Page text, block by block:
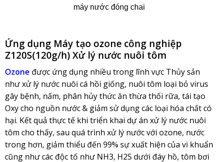
máy nước đóng chai
Ứng dụng Máy tạo ozone công nghiệp
Z120S(120g/h) Xử lý nước nuôi tôm
Ozone được ứng dụng nhiều trong lĩnh vực Thủy sản
như xử lý nước nuôi cá hồi giống, nuôi tôm loại bỏ virus
gây bệnh, nấm, phân hủy thức ăn thừa thối rữa, tái tạo
Oxy cho nguồn nước & giảm sử dụng các loại hóa chất có
hại. Kết quả thực tế khi triển khai dự án xử lý nước nuôi
tôm cho thấy, sau quá trình xử lý nước với ozone, nước
trong hơn, giảm thiểu đến 99% sự xuất hiện của vi khuẩn
cũng như các độc tố như NH3, H2S dưới đáy hồ, tôm bơi